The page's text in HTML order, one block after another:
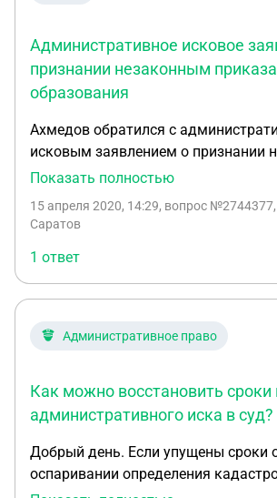
ответчикам ?
Административное исковое
признании незаконным
образования
Ахмедов обратился с
исковым заявлением о признании
приказа Министра образования
отчете для научных сотрудников
доказыванию по данному делу?
Показать полностью
15 апреля 2020, 14:29, вопрос №2744377,
Саратов
1 ответ
Административное право
Как можно восстановить сроки
административного иска в суд?
Добрый день. Если упущены сроки
оспаривании определения